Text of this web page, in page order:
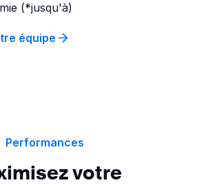
(*jusqu'à)
équipe
Performances
votre